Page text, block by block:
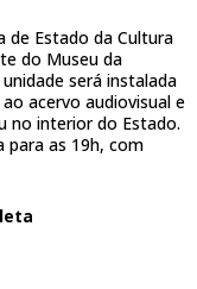
de Estado da Cultura
do Museu da
será instalada
acervo audiovisual e
no interior do Estado.
para as 19h, com